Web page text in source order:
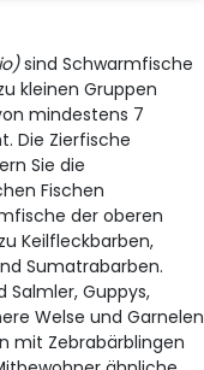
sind Schwarmfische
kleinen Gruppen
mindestens 7
Die Zierfische
Sie die
Fischen
der oberen
Keilfleckbarben,
Sumatrabarben.
Guppys,
Welse und Garnelen
mit Zebrabärblingen